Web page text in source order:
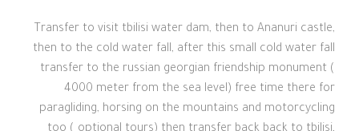
Transfer to visit tbilisi water dam, then to Ananuri castle,
then to the cold water fall, after this small cold water fall
transfer to the russian georgian friendship monument (
4000 meter from the sea level) free time there for
paragliding, horsing on the mountains and motorcycling